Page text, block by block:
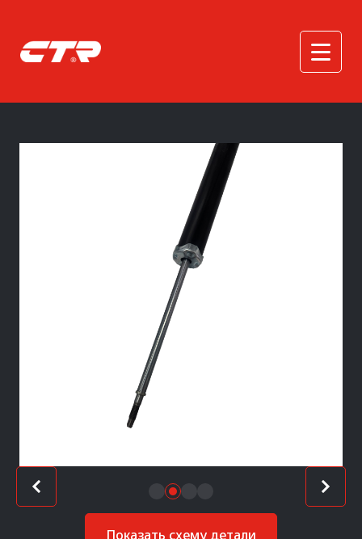
Показать схему детали